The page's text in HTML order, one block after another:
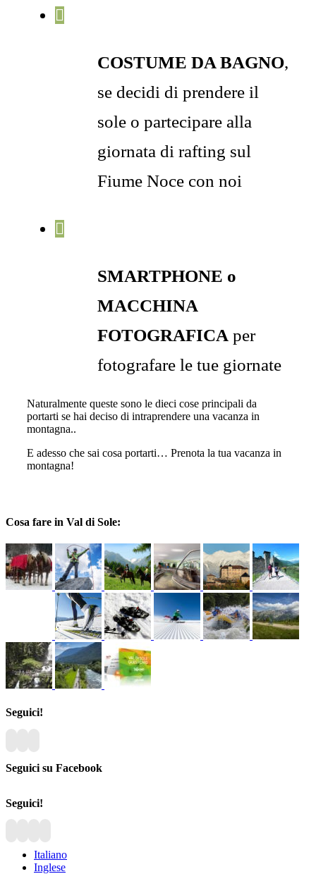
COSTUME DA BAGNO,
se decidi di prendere il
sole o partecipare alla
giornata di rafting sul
Fiume Noce con noi
SMARTPHONE o
MACCHINA
FOTOGRAFICA per
fotografare le tue giornate
Naturalmente queste sono le dieci cose principali da
portarti se hai deciso di intraprendere una vacanza in
montagna..
E adesso che sai cosa portarti… Prenota la tua vacanza in
montagna!
Cosa fare in Val di Sole:
Seguici!
Seguici su Facebook
Seguici!
Italiano
Inglese